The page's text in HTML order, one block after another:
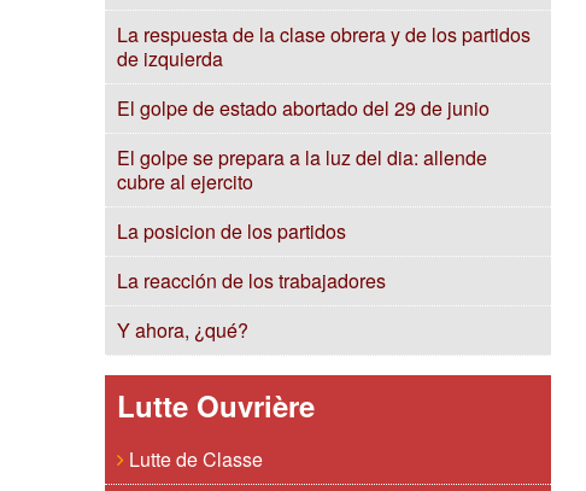
La respuesta de la clase obrera y de los partidos
de izquierda
El golpe de estado abortado del 29 de junio
El golpe se prepara a la luz del dia: allende
cubre al ejercito
La posicion de los partidos
La reacción de los trabajadores
Y ahora, ¿qué?
Lutte Ouvrière
Lutte de Classe